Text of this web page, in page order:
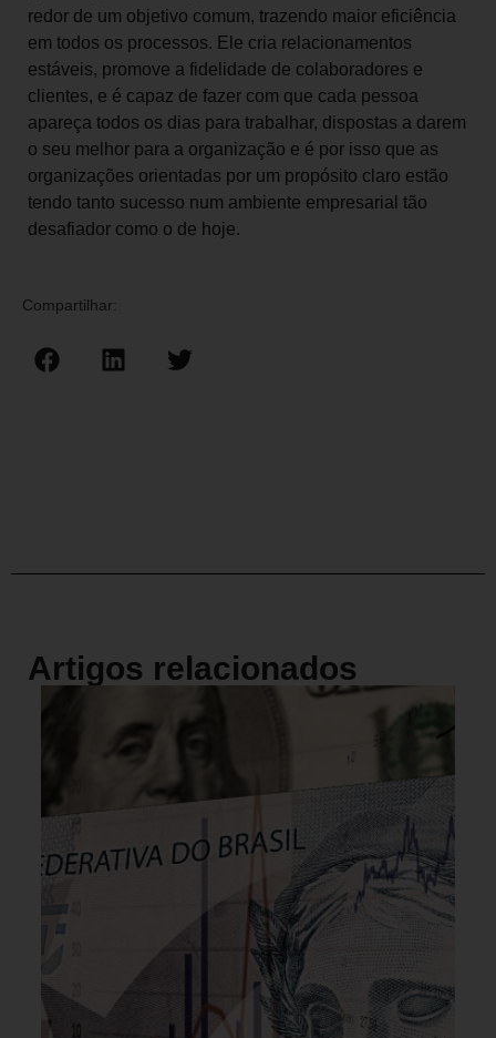
redor de um objetivo comum, trazendo maior eficiência
em todos os processos. Ele cria relacionamentos
estáveis, promove a fidelidade de colaboradores e
clientes, e é capaz de fazer com que cada pessoa
apareça todos os dias para trabalhar, dispostas a darem
o seu melhor para a organização e é por isso que as
organizações orientadas por um propósito claro estão
tendo tanto sucesso num ambiente empresarial tão
desafiador como o de hoje.
Compartilhar:
Artigos relacionados